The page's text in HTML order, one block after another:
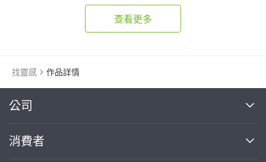
查看更多
找靈感 作品詳情
公司
關於我們
消費者
繼續完成